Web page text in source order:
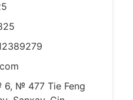
№ 477 Tie Feng